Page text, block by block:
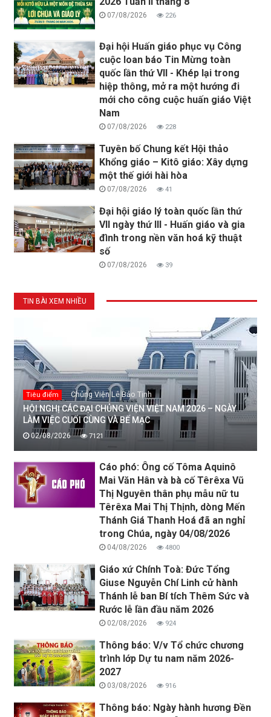
07/08/2026 226
Đại hội Huấn giáo phục vụ Công
cuộc loan báo Tin Mừng toàn
quốc lần thứ VII - Khép lại trong
hiệp thông, mở ra một hướng đi
mới cho công cuộc huấn giáo Việt
Nam
07/08/2026 228
Tuyên bố Chung kết Hội thảo
Khổng giáo – Kitô giáo: Xây dựng
một thế giới hài hòa
07/08/2026 41
Đại hội giáo lý toàn quốc lần thứ
VII ngày thứ III - Huấn giáo và gia
đình trong nền văn hoá kỹ thuật
số
07/08/2026 39
TIN BÀI XEM NHIỀU
Tiêu điểm Chủng Viện Lê Bảo Tịnh
HỘI NGHỊ CÁC ĐẠI CHỦNG VIỆN VIỆT NAM 2026 – NGÀY
LÀM VIỆC CUỐI CÙNG VÀ BẾ MẠC
02/08/2026 7121
Cáo phó: Ông cố Tôma Aquinô
Mai Văn Hân và bà cố Têrêxa Vũ
Thị Nguyên thân phụ mẫu nữ tu
Têrêxa Mai Thị Thịnh, dòng Mến
Thánh Giá Thanh Hoá đã an nghỉ
trong Chúa, ngày 04/08/2026
04/08/2026 4800
Giáo xứ Chính Toà: Đức Tổng
Giuse Nguyễn Chí Linh cử hành
Thánh lễ ban Bí tích Thêm Sức và
Rước lễ lần đầu năm 2026
02/08/2026 924
Thông báo: V/v Tổ chức chương
trình lớp Dự tu nam năm 2026-
2027
03/08/2026 916
Thông báo: Ngày hành hương Đền